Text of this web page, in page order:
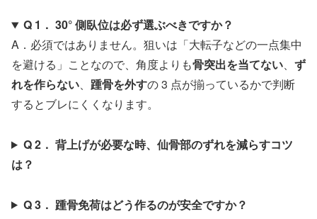
Q 1． 30° 側臥位は必ず選ぶべきですか？
A．必須ではありません。狙いは「大転子などの一点集中
を避ける」ことなので、角度よりも骨突出を当てない、 ず
れを作らない、 踵骨を外すの 3 点が揃っているかで判断
するとブレにくくなります。
Q 2． 背上げが必要な時、仙骨部のずれを減らすコツ
は？
Q 3． 踵骨免荷はどう作るのが安全ですか？